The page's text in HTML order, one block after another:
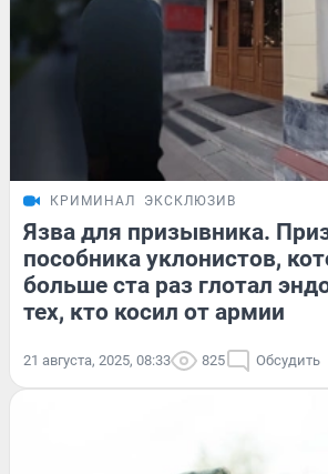
КРИМИНАЛ ЭКСКЛЮЗИВ
Язва для призывника.
пособника уклонистов,
больше ста раз глотал
тех, кто косил от армии
21 августа, 2025, 08:33 825 Обсудить